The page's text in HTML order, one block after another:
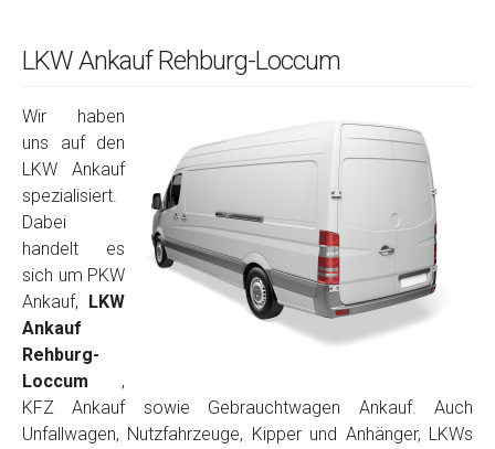
LKW Ankauf Rehburg-Loccum
Wir haben
uns auf den
LKW Ankauf
spezialisiert.
Dabei
handelt es
sich um PKW
Ankauf,
LKW
Ankauf
Rehburg-
Loccum ,
KFZ Ankauf sowie Gebrauchtwagen Ankauf. Auch
Unfallwagen, Nutzfahrzeuge, Kipper und Anhänger, LKWs